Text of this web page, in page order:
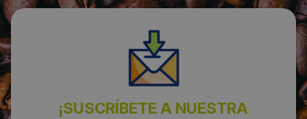
Jueves 30 Julio 2020
¡SUSCRÍBETE A NUESTRA